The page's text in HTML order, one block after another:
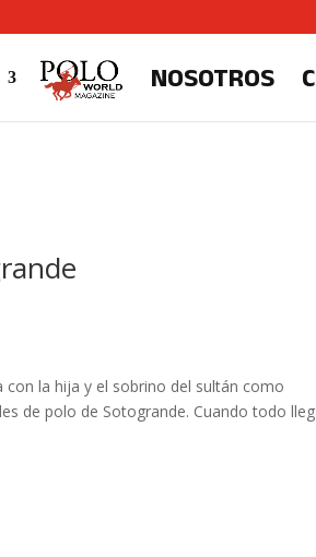
NOSOTROS
con la hija y el sobrino del sultán como
de polo de Sotogrande. Cuando todo